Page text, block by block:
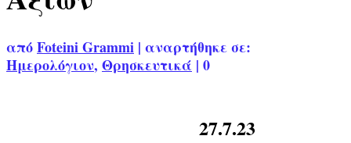
απόFoteini Grammi | αναρτήθηκε σε:
Ημερολόγιον, Θρησκευτικά | 0
27.7.23